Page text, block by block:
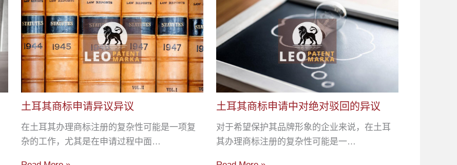
土耳其商标申请异议异议
在土耳其办理商标注册的复杂性可能是一项复
杂的工作，尤其是在申请过程中面…
土耳其商标申请中对绝对驳回的异议
对于希望保护其品牌形象的企业来说，在土耳
其办理商标注册的复杂性可能是一…